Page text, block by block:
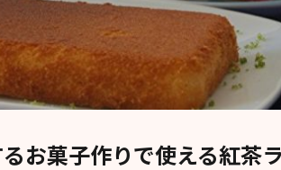
お菓子作りで使える紅茶